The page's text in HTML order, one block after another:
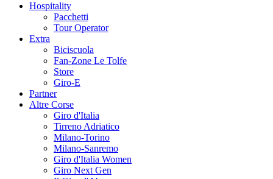
Hospitality
Pacchetti
Tour Operator
Extra
Biciscuola
Fan-Zone Le Tolfe
Store
Giro-E
Partner
Altre Corse
Giro d'Italia
Tirreno Adriatico
Milano-Torino
Milano-Sanremo
Giro d'Italia Women
Giro Next Gen